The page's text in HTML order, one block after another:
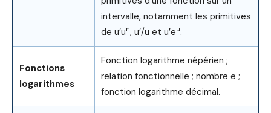
intervalle, notamment les primitives
de u′un, u′/u et u′eu.
Fonctions
logarithmes
Fonction logarithme népérien ;
relation fonctionnelle ; nombre e ;
fonction logarithme décimal.